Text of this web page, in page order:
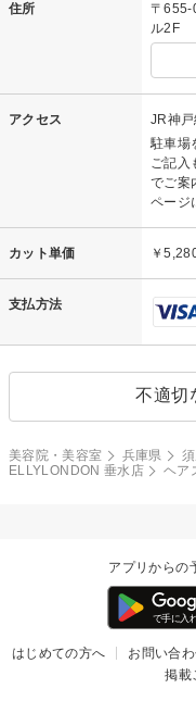
住所
〒655-
ル2F
アクセス
JR神
駐車場
ご記入
でご案
ページ
カット単価 ￥
支払方法
不適切
美容院・美容室 兵庫県
ELLYLONDON 垂水店
ヘア
アプリからの
はじめての方へ お問い合
掲載